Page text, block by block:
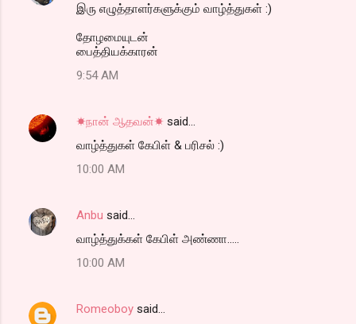
இரு எழுத்தாளர்களுக்கும் வாழ்த்துகள் :)
தோழமையுடன்
பைத்தியக்காரன்
9:54 AM
☀நான் ஆதவன்☀ said…
வாழ்த்துகள் கேபிள் & பரிசல் :)
10:00 AM
Anbu said…
வாழ்த்துக்கள் கேபிள் அண்ணா.....
10:00 AM
Romeoboy said…